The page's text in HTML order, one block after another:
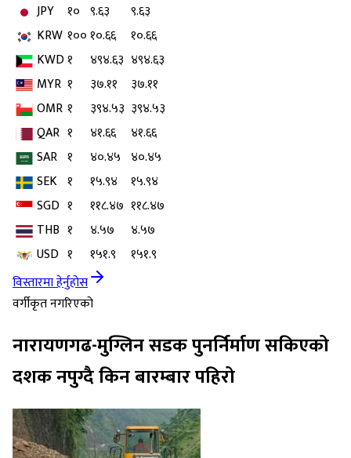
JPY
१० ९.६३
९.६३
KRW १००१०.६६
१०.६६
KWD१ ४९४.६३ ४९४.६३
MYR १ ३७.११
३७.११
OMR १ ३९४.५३ ३९४.५३
QAR १ ४१.६६
४१.६६
SAR १ ४०.४५ ४०.४५
SEK १ १५.९४
१५.९४
SGD १ ११८.४७ ११८.४७
THB १ ४.५७
४.५७
USD १ १५१.९
१५१.९
विस्तारमा हेर्नुहोस
वर्गीकृत नगरिएको
नारायणगढ-मुग्लिन सडक पुनर्निर्माण सकिएको
दशक नपुग्दै किन बारम्बार पहिरो